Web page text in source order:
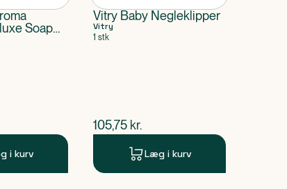
Soap
i kurv
Vitry Baby Negleklipper
Vitry
1 stk
$nuværende pris
105,75 kr.
Læg i kurv